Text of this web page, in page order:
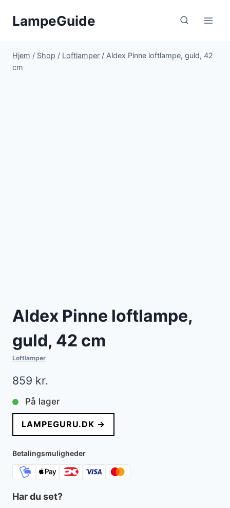
LampeGuide
Hjem / Shop / Loftlamper / Aldex Pinne loftlampe, guld, 42
cm
Aldex Pinne loftlampe,
guld, 42 cm
Loftlamper
859 kr.
På lager
LAMPEGURU.DK →
Betalingsmuligheder
Har du set?